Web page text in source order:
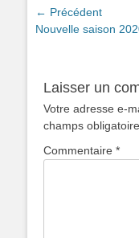
← Précédent
Nouvelle saison
Laisser un
Votre adresse e-
champs
Commentaire *